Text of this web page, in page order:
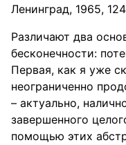
Ленинград, 1965,
Различают два
бесконечности:
Первая, как я уже
неограниченно
– актуально,
завершенного
помощью этих